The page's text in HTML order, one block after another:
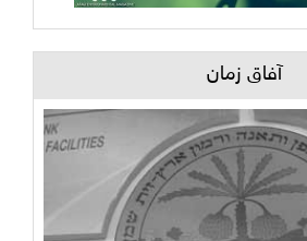
آفاق زمان